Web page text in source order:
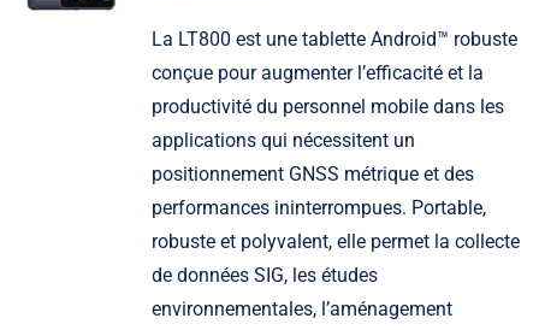
La LT800 est une tablette Android™ robuste
conçue pour augmenter l’efficacité et la
productivité du personnel mobile dans les
applications qui nécessitent un
positionnement GNSS métrique et des
performances ininterrompues. Portable,
robuste et polyvalent, elle permet la collecte
de données SIG, les études
environnementales, l’aménagement